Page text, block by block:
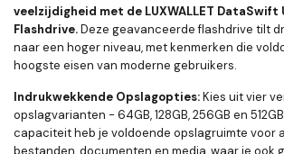
veelzijdigheid met de LUXWALLET DataSwift
Flashdrive.Deze geavanceerde flashdrive tilt
naar een hoger niveau, met kenmerken die
hoogste eisen van moderne gebruikers.
Indrukwekkende Opslagopties:Kies uit vier
opslagvarianten - 64GB, 128GB, 256GB en
capaciteit heb je voldoende opslagruimte voor